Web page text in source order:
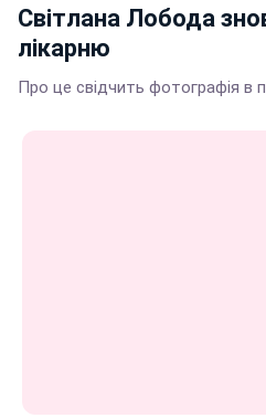
Світлана Лобода
лікарню
Про це свідчить фотографія в